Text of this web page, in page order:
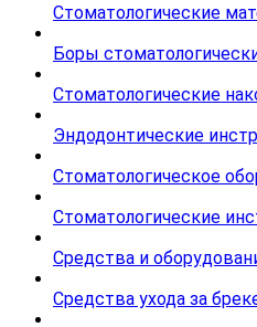
Стоматологические
Боры
Стоматологические
Эндодонтические
Стоматологическое
Стоматологические
Средства и
Средства ухода за